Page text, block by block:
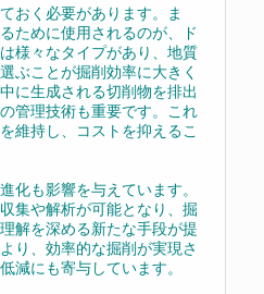
おく必要があります。ま
ために使用されるのが、ド
様々なタイプがあり、地質
ぶことが掘削効率に大きく
に生成される切削物を排出
管理技術も重要です。これ
維持し、コストを抑えるこ
化も影響を与えています。
集や解析が可能となり、掘
解を深める新たな手段が提
り、効率的な掘削が実現さ
減にも寄与しています。